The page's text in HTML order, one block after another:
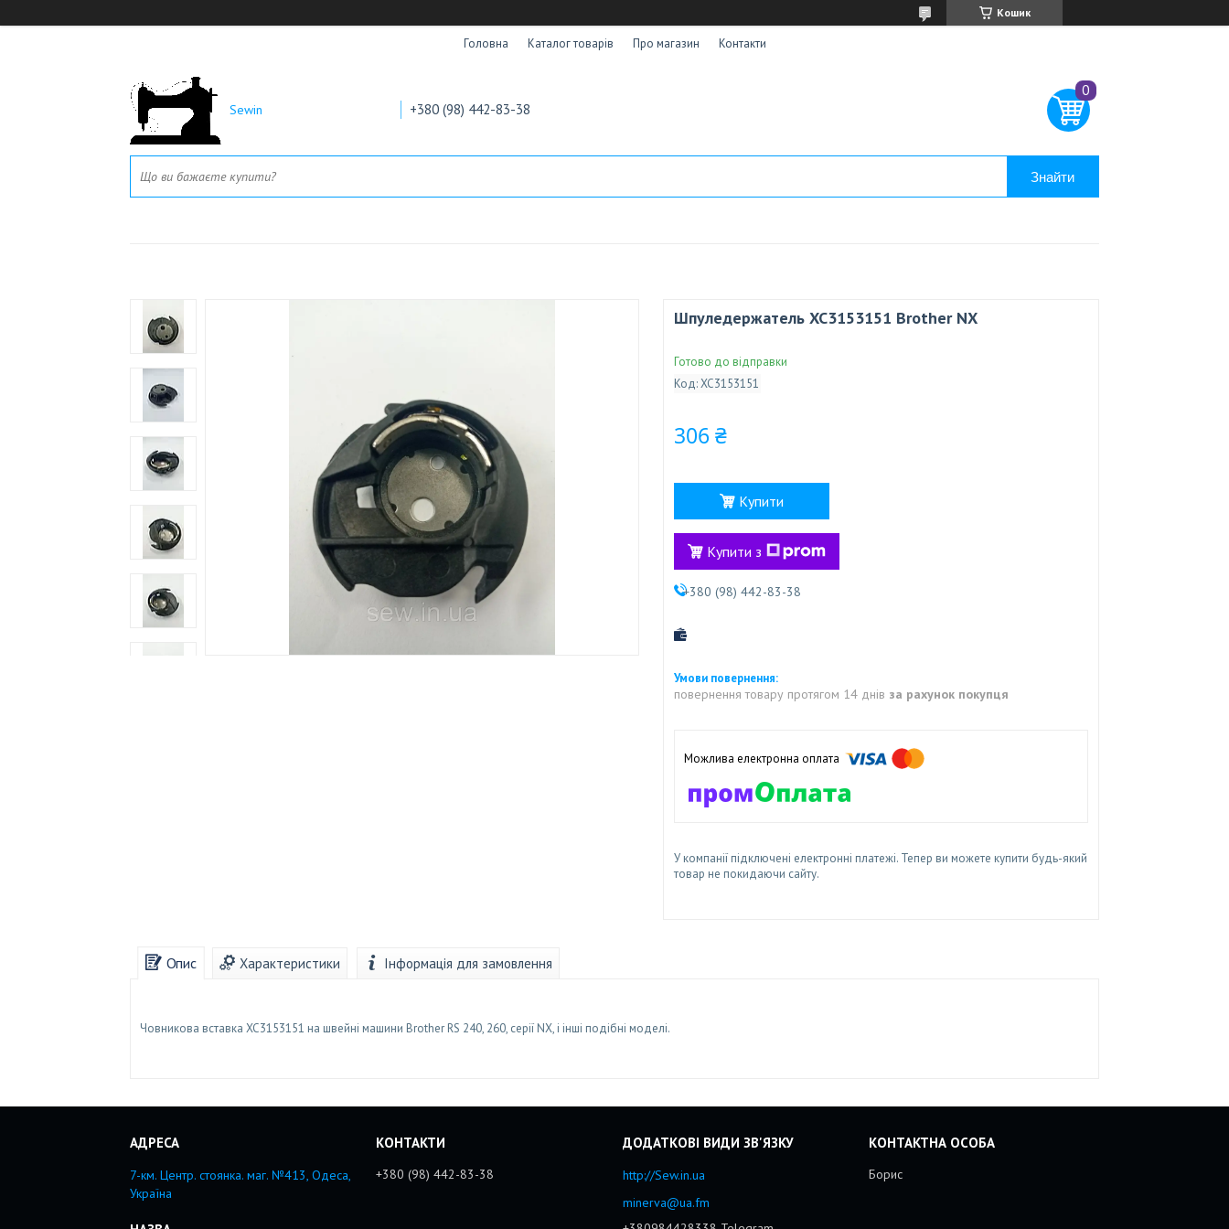
Кошик
Головна Каталог товарів Про магазин Контакти
Sewin +380 (98) 442-83-38
Знайти
Шпуледержатель XC3153151 Brother NX
Готово до відправки
Код:XC3153151
306 ₴
Купити
Купити з
+380 (98) 442-83-38
повернення товару протягом 14 днів за рахунок покупця
У компанії підключені електронні платежі. Тепер ви можете купити будь-який
товар не покидаючи сайту.
Опис Характеристики Інформація для замовлення
Човникова вставка XC3153151 на швейні машини Brother RS 240, 260, серії NX, і інші подібні моделі.
7-км. Центр. стоянка. маг. №413, Одеса,
Україна
+380 (98) 442-83-38
http://Sew.in.ua
minerva@ua.fm
Борис